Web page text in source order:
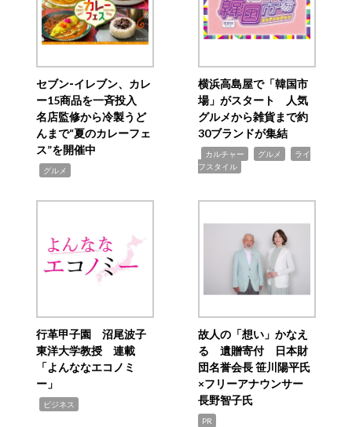
セブン‐イレブン、カレ
ー15商品を一斉投入
名店監修から冷製うど
んまで“夏のカレーフェ
ス”を開催中
グルメ
横浜高島屋で「韓国市
場」がスタート 人気
グルメから雑貨まで約
30ブランドが集結
カルチャー グルメ
ライ
フスタイル
行革甲子園 沼尾波子
東洋大学教授 連載
「よんななエコノミ
ー」
ビジネス
故人の「想い」かなえ
る 遺贈寄付 日本財
団名誉会長 笹川陽平氏
×フリーアナウンサー
長野智子氏
PR